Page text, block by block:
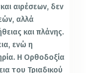
αιρέσεων, δεν
αλλά
και πλάνης.
ενώ η
Η Ορθοδοξία
του Τριαδικού